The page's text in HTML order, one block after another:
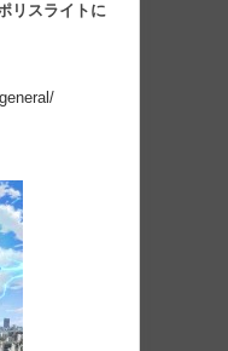
リスライトに